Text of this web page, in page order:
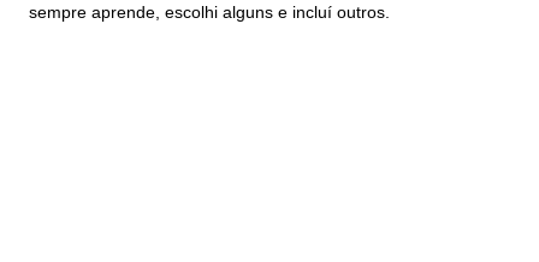
sempre aprende, escolhi alguns e incluí outros.